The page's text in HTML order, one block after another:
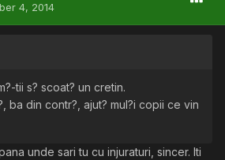
4, 2014
tii s? scoat? un cretin.
ba din contr?, ajut? mul?i copii ce vin
unde sari tu cu injuraturi, sincer. Iti